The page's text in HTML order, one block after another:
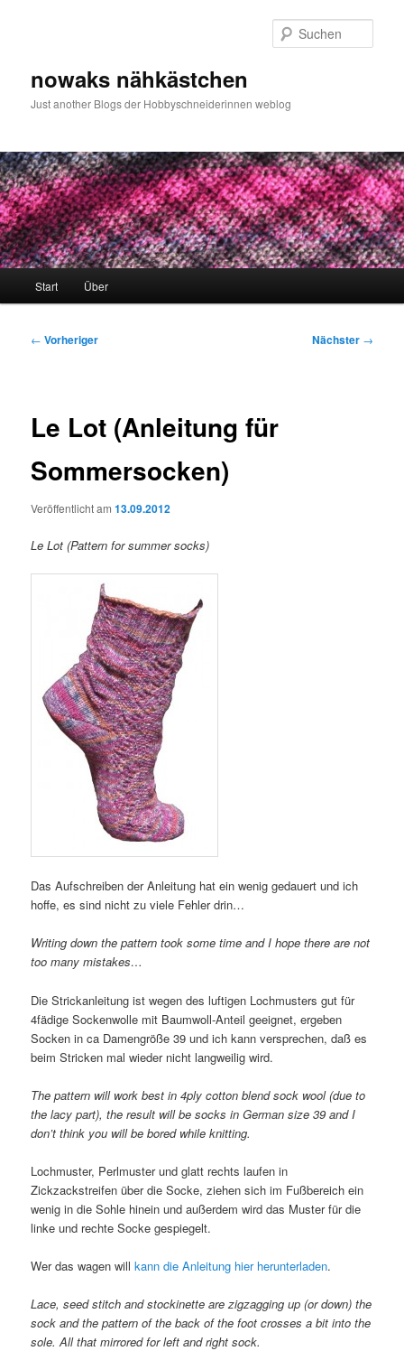
nowaks nähkästchen
Just another Blogs der Hobbyschneiderinnen weblog
Start Über
Beitragsnavigation
← Vorheriger Nächster →
Le Lot (Anleitung für
Sommersocken)
Veröffentlicht am13.09.2012
Le Lot (Pattern for summer socks)
Das Aufschreiben der Anleitung hat ein wenig gedauert und ich
hoffe, es sind nicht zu viele Fehler drin…
Writing down the pattern took some time and I hope there are not
too many mistakes…
Die Strickanleitung ist wegen des luftigen Lochmusters gut für
4fädige Sockenwolle mit Baumwoll-Anteil geeignet, ergeben
Socken in ca Damengröße 39 und ich kann versprechen, daß es
beim Stricken mal wieder nicht langweilig wird.
The pattern will work best in 4ply cotton blend sock wool (due to
the lacy part), the result will be socks in German size 39 and I
don’t think you will be bored while knitting.
Lochmuster, Perlmuster und glatt rechts laufen in
Zickzackstreifen über die Socke, ziehen sich im Fußbereich ein
wenig in die Sohle hinein und außerdem wird das Muster für die
linke und rechte Socke gespiegelt.
Wer das wagen willkann die Anleitung hier herunterladen.
Lace, seed stitch and stockinette are zigzagging up (or down) the
sock and the pattern of the back of the foot crosses a bit into the
sole. All that mirrored for left and right sock.